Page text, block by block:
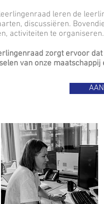
leren de
discussiëren.
activiteiten te organiseren.
zorgt ervoor
van onze